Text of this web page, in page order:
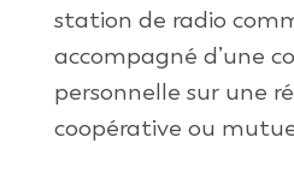
station de radio
accompagné d’une
personnelle sur une
coopérative ou